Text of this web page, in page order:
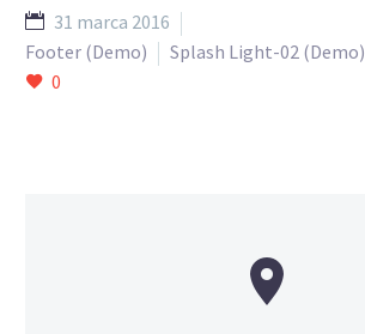
31 marca 2016
Footer (Demo)
Splash Light-02 (Demo)
0

